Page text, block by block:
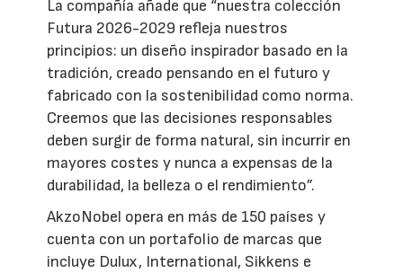
La compañía añade que “nuestra colección
Futura 2026-2029 refleja nuestros
principios: un diseño inspirador basado en la
tradición, creado pensando en el futuro y
fabricado con la sostenibilidad como norma.
Creemos que las decisiones responsables
deben surgir de forma natural, sin incurrir en
mayores costes y nunca a expensas de la
durabilidad, la belleza o el rendimiento”.
AkzoNobel opera en más de 150 países y
cuenta con un portafolio de marcas que
incluye Dulux, International, Sikkens e